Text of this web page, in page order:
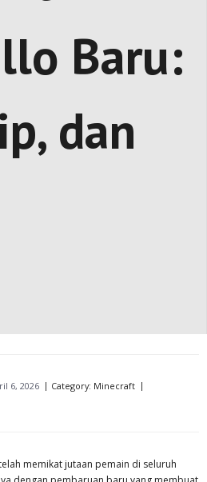
Baru:
dan
6, 2026 Category: Minecraft
memikat jutaan pemain di seluruh